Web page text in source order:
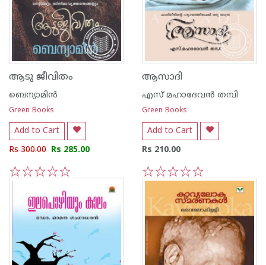
ആടു ജീവിതം
ബെന്യാമിന്‍
Green Books
Add to Cart
Rs 300.00 Rs 285.00
1
ആസാദി
എസ് മഹാദേവന്‍ തമ്പി
Green Books
Add to Cart
Rs 210.00
5
4
3
2
1